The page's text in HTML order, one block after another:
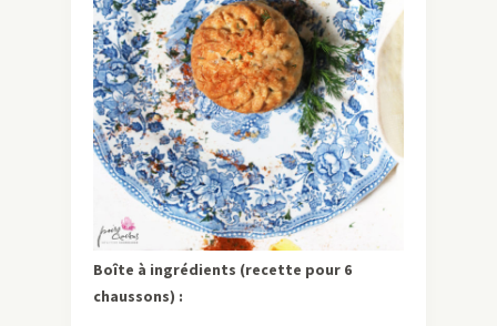
Boîte à ingrédients (recette pour 6
chaussons) :